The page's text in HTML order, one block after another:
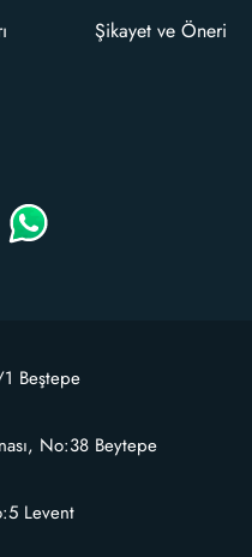
Şikayet ve Öneri
Beştepe
No:38 Beytepe
Levent